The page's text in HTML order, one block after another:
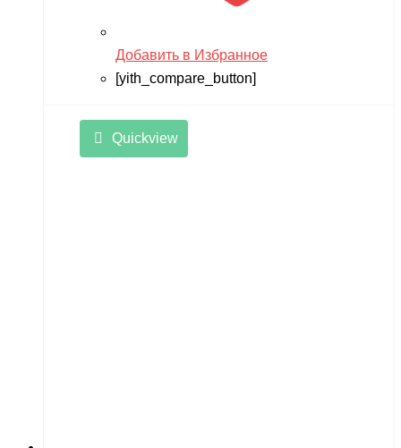
Добавить в Избранное
[yith_compare_button]
Quickview